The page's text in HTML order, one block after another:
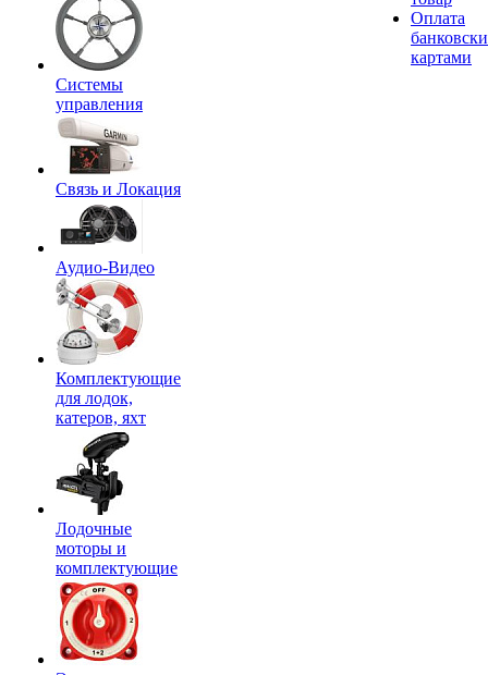
Системы
управления
Связь и Локация
Аудио-Видео
Комплектующие
для лодок,
катеров, яхт
Лодочные
моторы и
комплектующие
Оплата
картами